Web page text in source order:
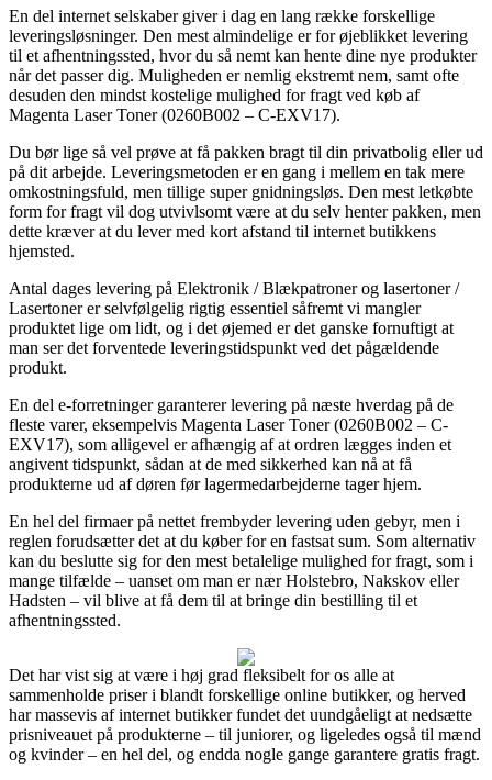
En del internet selskaber giver i dag en lang række forskellige
leveringsløsninger. Den mest almindelige er for øjeblikket levering
til et afhentningssted, hvor du så nemt kan hente dine nye produkter
når det passer dig. Muligheden er nemlig ekstremt nem, samt ofte
desuden den mindst kostelige mulighed for fragt ved køb af
Magenta Laser Toner (0260B002 – C-EXV17).
Du bør lige så vel prøve at få pakken bragt til din privatbolig eller ud
på dit arbejde. Leveringsmetoden er en gang i mellem en tak mere
omkostningsfuld, men tillige super gnidningsløs. Den mest letkøbte
form for fragt vil dog utvivlsomt være at du selv henter pakken, men
dette kræver at du lever med kort afstand til internet butikkens
hjemsted.
Antal dages levering på Elektronik / Blækpatroner og lasertoner /
Lasertoner er selvfølgelig rigtig essentiel såfremt vi mangler
produktet lige om lidt, og i det øjemed er det ganske fornuftigt at
man ser det forventede leveringstidspunkt ved det pågældende
produkt.
En del e-forretninger garanterer levering på næste hverdag på de
fleste varer, eksempelvis Magenta Laser Toner (0260B002 – C-
EXV17), som alligevel er afhængig af at ordren lægges inden et
angivent tidspunkt, sådan at de med sikkerhed kan nå at få
produkterne ud af døren før lagermedarbejderne tager hjem.
En hel del firmaer på nettet frembyder levering uden gebyr, men i
reglen forudsætter det at du køber for en fastsat sum. Som alternativ
kan du beslutte sig for den mest betalelige mulighed for fragt, som i
mange tilfælde – uanset om man er nær Holstebro, Nakskov eller
Hadsten – vil blive at få dem til at bringe din bestilling til et
afhentningssted.
Det har vist sig at være i høj grad fleksibelt for os alle at
sammenholde priser i blandt forskellige online butikker, og herved
har massevis af internet butikker fundet det uundgåeligt at nedsætte
prisniveauet på produkterne – til juniorer, og ligeledes også til mænd
og kvinder – en hel del, og endda nogle gange garantere gratis fragt.